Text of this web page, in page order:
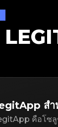
สำ
คือโซลู